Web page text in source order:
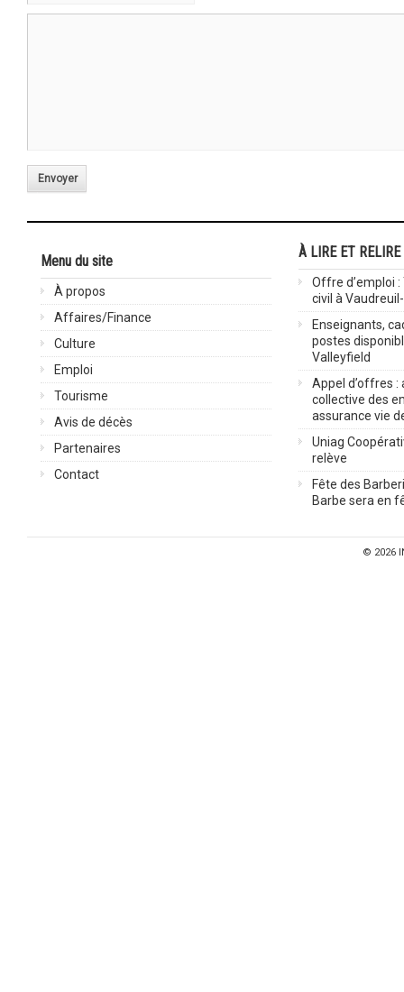
Envoyer
Menu du site
À propos
Affaires/Finance
Culture
Emploi
Tourisme
Avis de décès
Partenaires
Contact
À LIRE ET RELIRE
Offre d’emploi
civil à
Enseignants,
postes
Valleyfield
Appel d’offres :
collective des
assurance vie
Uniag
relève
Fête des
Barbe sera en
© 2026